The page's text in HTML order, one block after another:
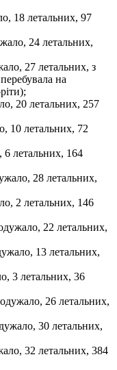
18 летальних, 97
24 летальних,
27 летальних, з
на
20 летальних, 257
10 летальних, 72
6 летальних, 164
28 летальних,
2 летальних, 146
22 летальних,
13 летальних,
3 летальних, 36
26 летальних,
30 летальних,
32 летальних, 384